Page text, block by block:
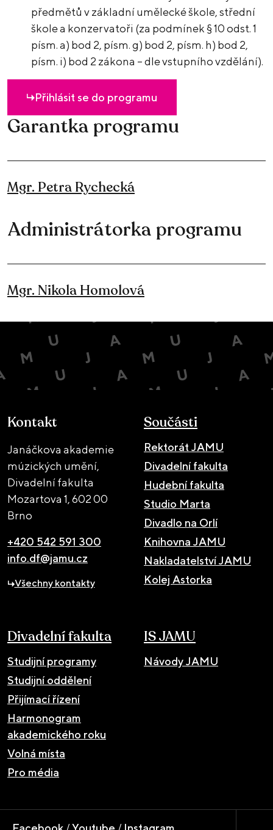
předmětů v základní umělecké škole, střední
škole a konzervatoři (za podmínek § 10 odst. 1
písm. a) bod 2, písm. g) bod 2, písm. h) bod 2,
písm. i) bod 2 zákona – dle vstupního vzdělání).
Přihlásit se do programu
Garantka programu
Mgr. Petra Rychecká
Administrátorka programu
Mgr. Nikola Homolová
Kontakt
Janáčkova akademie
múzických umění,
Divadelní fakulta
Mozartova 1,602 00
Brno
+420 542 591 300
info.df@jamu.cz
Všechny kontakty
Součásti
Rektorát JAMU
Divadelní fakulta
Hudební fakulta
Studio Marta
Divadlo na Orlí
Knihovna JAMU
Nakladatelství JAMU
Kolej Astorka
Divadelní fakulta
Studijní programy
Studijní oddělení
Přijímací řízení
Harmonogram
akademického roku
Volná místa
Pro média
IS JAMU
Návody JAMU